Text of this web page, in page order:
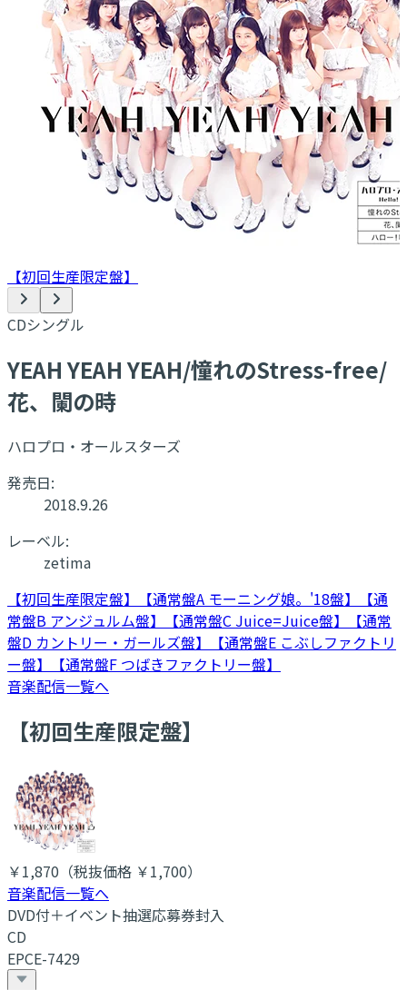
【初回生産限定盤】
CDシングル
YEAH YEAH YEAH/憧れのStress-free/
花、闌の時
ハロプロ・オールスターズ
発売日:
2018.9.26
レーベル:
zetima
【初回生産限定盤】
【通常盤A モーニング娘。'18盤】
【通
常盤B アンジュルム盤】
【通常盤C Juice=Juice盤】
【通常
盤D カントリー・ガールズ盤】
【通常盤E こぶしファクトリ
ー盤】
【通常盤F つばきファクトリー盤】
音楽配信一覧へ
【初回生産限定盤】
￥1,870 （税抜価格 ￥1,700）
音楽配信一覧へ
DVD付＋イベント抽選応募券封入
CD
EPCE-7429